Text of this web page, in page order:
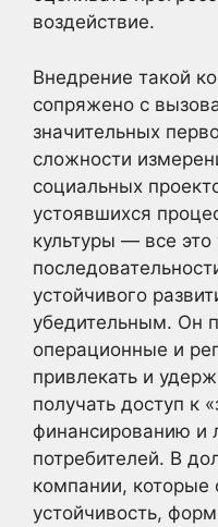
воздействие.
Внедрение такой
сопряжено с
значительных
сложности
социальных
устоявшихся
культуры — все это
устойчивого
убедительным. Он
операционные и
привлекать и
получать доступ к
финансированию и
потребителей. В
компании, которые
устойчивость,